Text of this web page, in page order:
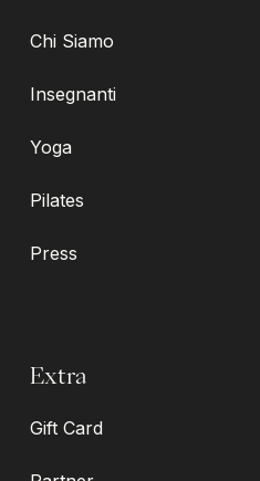
Chi Siamo
Insegnanti
Yoga
Pilates
Press
Extra
Gift Card